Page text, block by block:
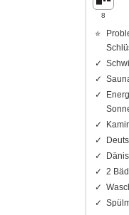
8
2